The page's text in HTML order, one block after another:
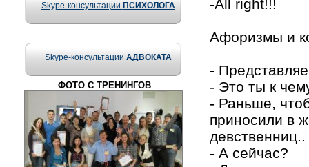
Skype-консультации ПСИХОЛОГА
Skype-консультации АДВОКАТА
ФОТО С ТРЕНИНГОВ
-All right!!!
Афоризмы и
-
- Это ты к
- Раньше,
приносили в
девственниц..
- А сейчас?